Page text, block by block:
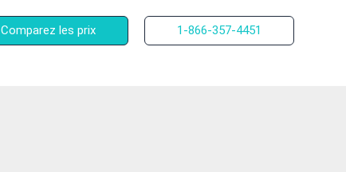
Comparez les prix 1-866-357-4451